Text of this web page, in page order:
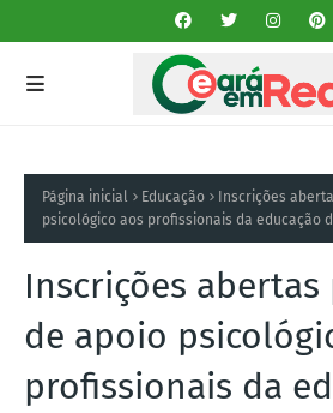
Página inicial Educação
Inscrições
psicológico aos profissionais da educação
Inscrições
de apoio
profissionais da